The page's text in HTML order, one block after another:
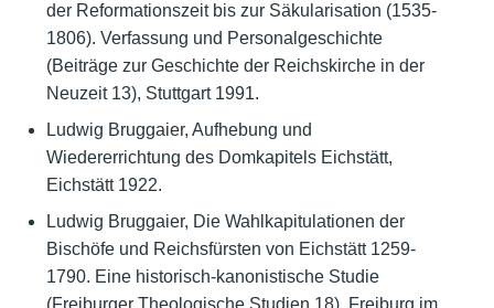
der Reformationszeit bis zur Säkularisation (1535-
1806). Verfassung und Personalgeschichte
(Beiträge zur Geschichte der Reichskirche in der
Neuzeit 13), Stuttgart 1991.
Ludwig Bruggaier, Aufhebung und
Wiedererrichtung des Domkapitels Eichstätt,
Eichstätt 1922.
Ludwig Bruggaier, Die Wahlkapitulationen der
Bischöfe und Reichsfürsten von Eichstätt 1259-
1790. Eine historisch-kanonistische Studie